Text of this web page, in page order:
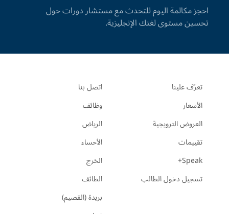
احجز مكالمة اليوم للتحدث مع مستشار دورات حول
تحسين مستوى لغتك الإنجليزية.
تعرّف علينا
الأسعار
العروض الترويجية
تقييمات
Speak+
تسجيل دخول الطالب
اتصل بنا
وظائف
الرياض
الأحساء
الخرج
الطائف
بريدة (القصيم)